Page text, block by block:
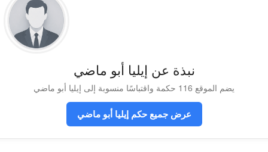
نبذة عن إيليا أبو ماضي
يضم الموقع 116 حكمة واقتباسًا منسوبة إلى إيليا أبو ماضي
عرض جميع حكم إيليا أبو ماضي